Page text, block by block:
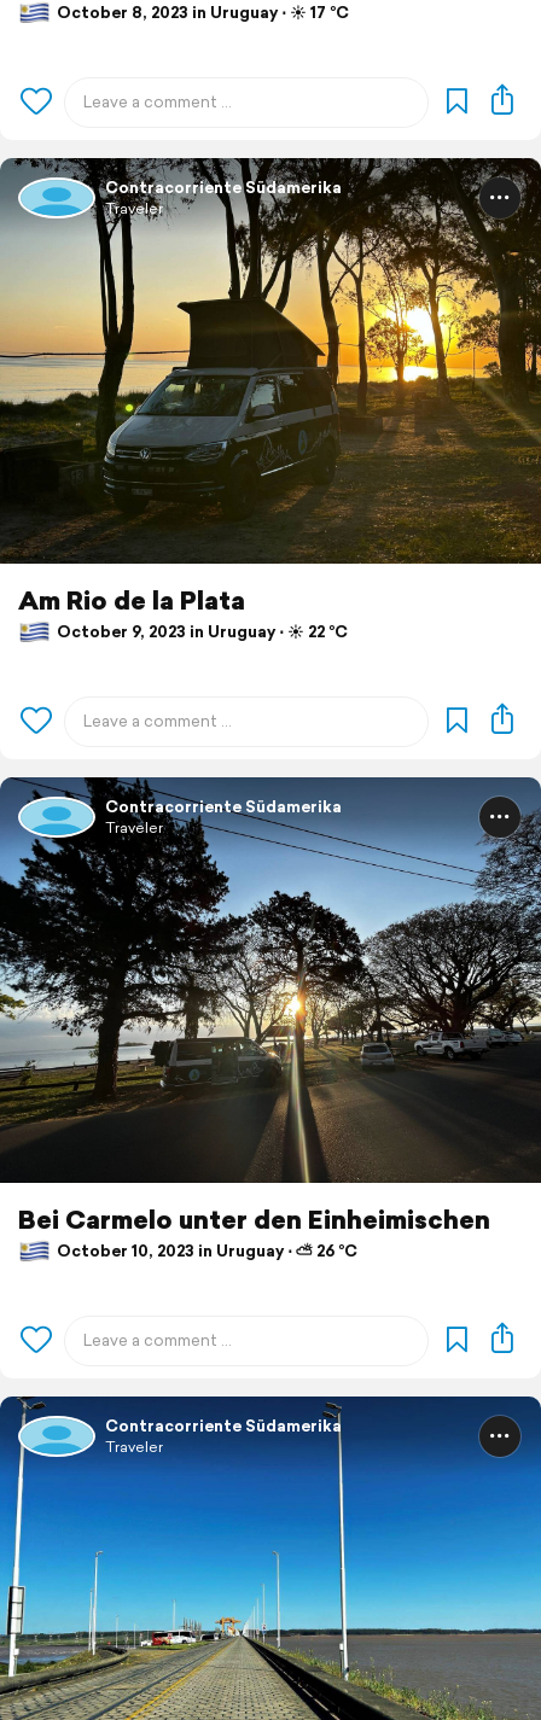
October 8, 2023 in Uruguay ⋅ ☀️ 17 °C
Contracorriente Südamerika
Traveler
Am Rio de la Plata
October 9, 2023 in Uruguay ⋅ ☀️ 22 °C
Contracorriente Südamerika
Traveler
Bei Carmelo unter den Einheimischen
October 10, 2023 in Uruguay ⋅ ⛅ 26 °C
Contracorriente Südamerika
Traveler